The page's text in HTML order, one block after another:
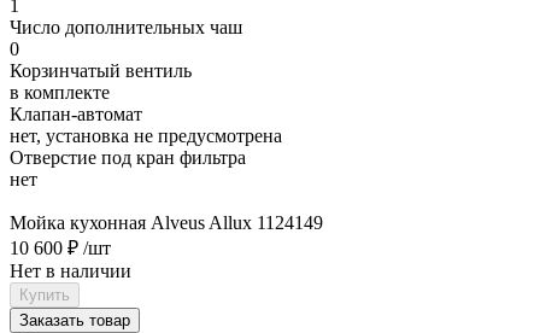
1
Число дополнительных чаш
0
Корзинчатый вентиль
в комплекте
Клапан-автомат
нет, установка не предусмотрена
Отверстие под кран фильтра
нет
Мойка кухонная Alveus Allux 1124149
10 600 ₽ /шт
Нет в наличии
Купить
Заказать товар